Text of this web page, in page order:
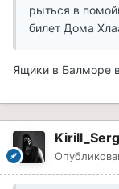
рыться в
билет Дома
Ящики в Балморе